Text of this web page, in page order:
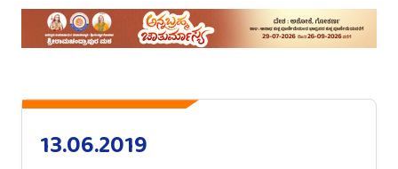
13.06.2019